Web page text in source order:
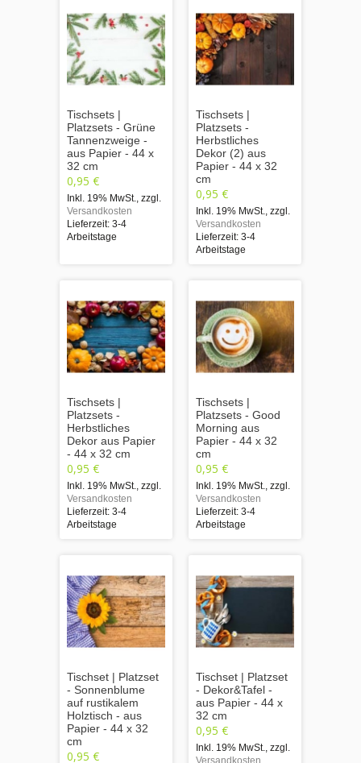
Tischsets |
Platzsets - Grüne
Tannenzweige -
aus Papier - 44 x
32 cm
0,95 €
Inkl. 19% MwSt. zzgl.
Versandkosten
Lieferzeit: 3-4
Arbeitstage
Tischsets |
Platzsets -
Herbstliches
Dekor (2) aus
Papier - 44 x 32
cm
0,95 €
Inkl. 19% MwSt. zzgl.
Versandkosten
Lieferzeit: 3-4
Arbeitstage
Tischsets |
Platzsets -
Herbstliches
Dekor aus Papier
- 44 x 32 cm
0,95 €
Inkl. 19% MwSt. zzgl.
Versandkosten
Lieferzeit: 3-4
Arbeitstage
Tischsets |
Platzsets - Good
Morning aus
Papier - 44 x 32
cm
0,95 €
Inkl. 19% MwSt. zzgl.
Versandkosten
Lieferzeit: 3-4
Arbeitstage
Tischset | Platzset
- Sonnenblume
auf rustikalem
Holztisch - aus
Papier - 44 x 32
cm
0,95 €
Tischset | Platzset
- Dekor&Tafel -
aus Papier - 44 x
32 cm
0,95 €
Inkl. 19% MwSt. zzgl.
Versandkosten